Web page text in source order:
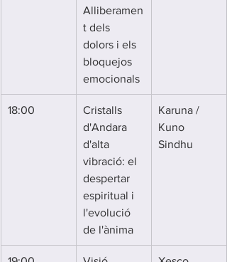
Alliberamen
t dels
dolors i els
bloquejos
emocionals
18:00
Cristalls
d'Andara
d'alta
vibració: el
despertar
espiritual i
l'evolució
de l'ànima
Karuna /
Kuno
Sindhu